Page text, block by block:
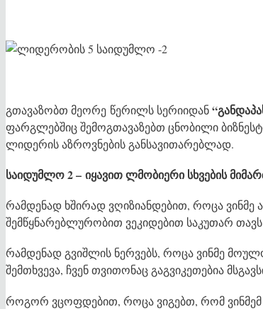
გთავაზობთ მეორე წერილს სერიიდან
ფარგლებშიც შემოგთავაზებთ ცნობილი
ლიდერის აზროვნების განსავითარებლად.
საიდუმლო 2 – იყავით ლმობიერი სხვების
რამდენად ხშირად ვღიზიანდებით, როცა ვინმე
შემწყნარებლურობით ვეკიდებით საკუთარ
რამდენად გვიშლის ნერვებს, როცა ვინმე
შემთხვევა, ჩვენ თვითონაც გაგვიკეთებია
როგორ ვცოფდებით, როცა ვიგებთ, რომ